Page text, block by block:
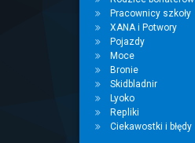
Pracownicy szkoły
XANA i Potwory
Pojazdy
Moce
Bronie
Skidbladnir
Lyoko
Repliki
Ciekawostki i błędy